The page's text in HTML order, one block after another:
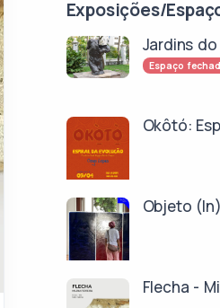
Exposições/
Jardins
Espaço
Okôtó:
Objeto
Flecha -